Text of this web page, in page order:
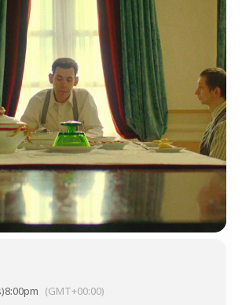
8:00pm (GMT+00:00)